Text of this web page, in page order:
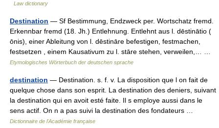
Law dictionary
Destination — Sf Bestimmung, Endzweck per. Wortschatz fremd.
Erkennbar fremd (18. Jh.) Entlehnung. Entlehnt aus l. dēstinātio (
ōnis), einer Ableitung von l. dēstināre befestigen, festmachen,
festsetzen , einem Kausativum zu l. stāre stehen, verweilen,… …
Etymologisches Wörterbuch der deutschen sprache
destination — Destination. s. f. v. La disposition que l on fait de
quelque chose dans son esprit. La destination des deniers, suivant
la destination qui en avoit esté faite. Il s employe aussi dans le
sens actif. On n a pas suivi la destination des fondateurs …
Dictionnaire de l'Académie française